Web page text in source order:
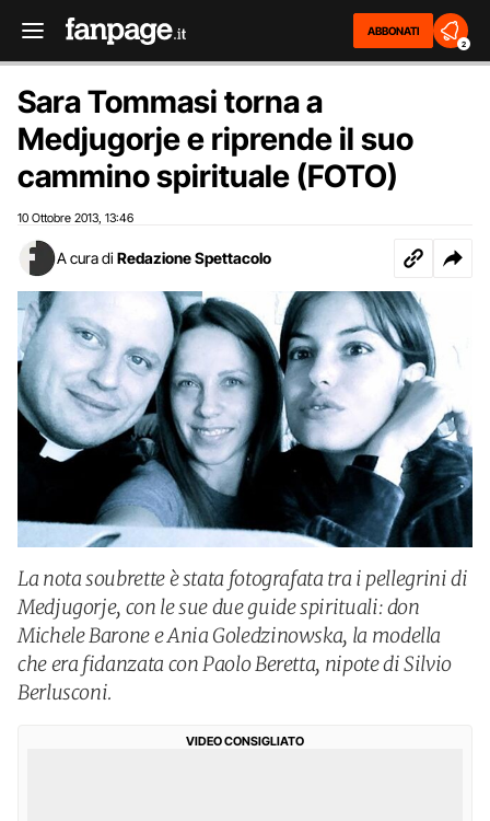
ABBONATI
2
Sara Tommasi torna a
Medjugorje e riprende il suo
cammino spirituale (FOTO)
10 Ottobre 2013 13:46
A cura di Redazione Spettacolo
La nota soubrette è stata fotografata tra i pellegrini di
Medjugorje, con le sue due guide spirituali: don
Michele Barone e Ania Goledzinowska, la modella
che era fidanzata con Paolo Beretta, nipote di Silvio
Berlusconi.
VIDEO CONSIGLIATO